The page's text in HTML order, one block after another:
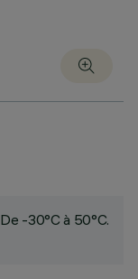
De -30°C à 50°C.